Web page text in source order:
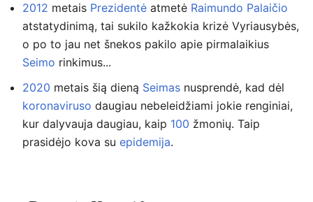
2012 metais Prezidentė atmetė Raimundo Palaičio
atstatydinimą, tai sukilo kažkokia krizė Vyriausybės,
o po to jau net šnekos pakilo apie pirmalaikius
Seimo rinkimus...
2020 metais šią dieną Seimas nusprendė, kad dėl
koronaviruso daugiau nebeleidžiami jokie renginiai,
kur dalyvauja daugiau, kaip 100 žmonių. Taip
prasidėjo kova su epidemija.